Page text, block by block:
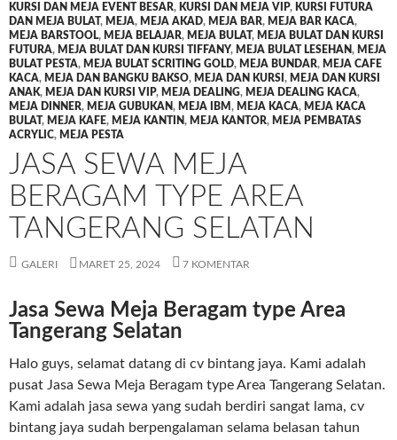
KURSI DAN MEJA EVENT BESAR, KURSI DAN MEJA VIP, KURSI FUTURA
DAN MEJA BULAT, MEJA, MEJA AKAD, MEJA BAR, MEJA BAR KACA,
MEJA BARSTOOL, MEJA BELAJAR, MEJA BULAT, MEJA BULAT DAN KURSI
FUTURA, MEJA BULAT DAN KURSI TIFFANY, MEJA BULAT LESEHAN, MEJA
BULAT PESTA, MEJA BULAT SCRITING GOLD, MEJA BUNDAR, MEJA CAFE
KACA, MEJA DAN BANGKU BAKSO, MEJA DAN KURSI , MEJA DAN KURSI
ANAK, MEJA DAN KURSI VIP, MEJA DEALING, MEJA DEALING KACA,
MEJA DINNER, MEJA GUBUKAN, MEJA IBM , MEJA KACA, MEJA KACA
BULAT, MEJA KAFE, MEJA KANTIN, MEJA KANTOR, MEJA PEMBATAS
ACRYLIC, MEJA PESTA
JASA SEWA MEJA
BERAGAM TYPE AREA
TANGERANG SELATAN
GALERI MARET 25, 2024 7 KOMENTAR
Jasa Sewa Meja Beragam type Area
Tangerang Selatan
Halo guys, selamat datang di cv bintang jaya. Kami adalah
pusat Jasa Sewa Meja Beragam type Area Tangerang Selatan.
Kami adalah jasa sewa yang sudah berdiri sangat lama, cv
bintang jaya sudah berpengalaman selama belasan tahun